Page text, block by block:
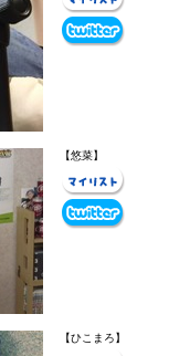
【悠菜】
【ひこまろ】